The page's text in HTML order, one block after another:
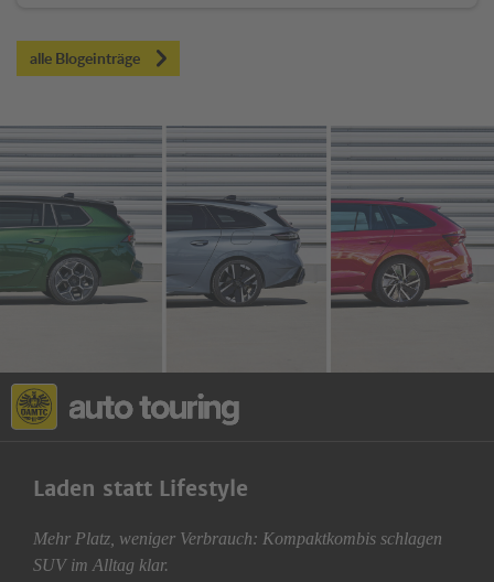
alle Blogeinträge
Laden statt Lifestyle
Mehr Platz, weniger Verbrauch: Kompaktkombis schlagen
SUV im Alltag klar.